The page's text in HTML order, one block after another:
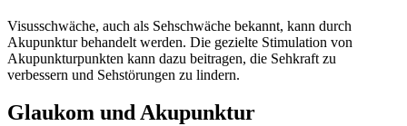
Visusschwäche, auch als Sehschwäche bekannt, kann durch
Akupunktur behandelt werden. Die gezielte Stimulation von
Akupunkturpunkten kann dazu beitragen, die Sehkraft zu
verbessern und Sehstörungen zu lindern.
Glaukom und Akupunktur